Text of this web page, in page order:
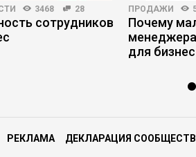
3468 28
сотрудников
ПРОДАЖИ
Почему
для
РЕКЛАМА ДЕКЛАРАЦИЯ